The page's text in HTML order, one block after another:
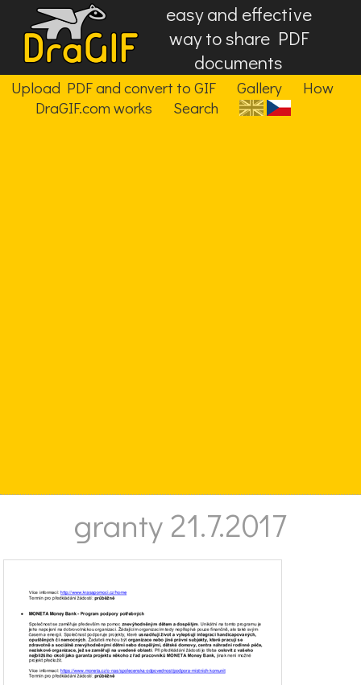
easy and effective
way to share PDF
documents
Upload PDF and convert to GIF Gallery
How
DraGIF.com works
Search
granty 21.7.2017